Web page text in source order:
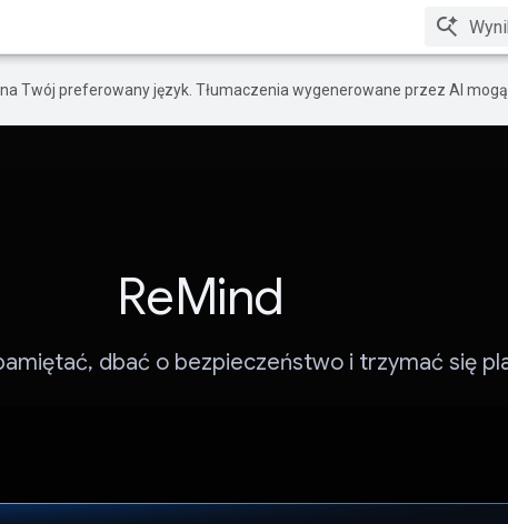
Twój preferowany język. Tłumaczenia wygenerowane przez AI mogą
ReMind
dbać o bezpieczeństwo i trzymać się